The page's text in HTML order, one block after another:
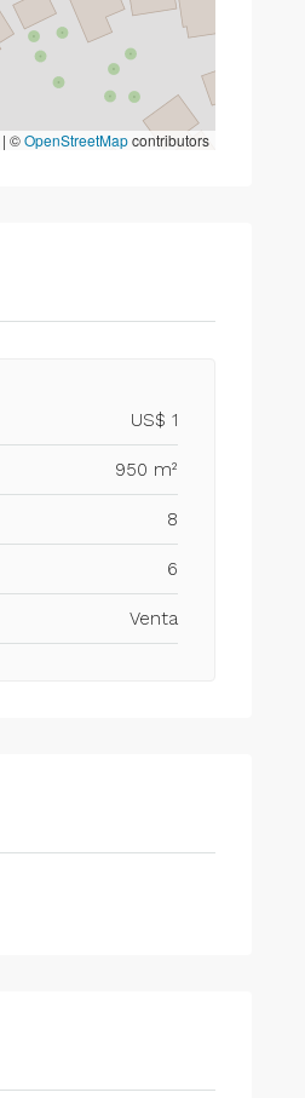
| ©OpenStreetMapcontributors
US$ 1
950 m²
8
6
Venta